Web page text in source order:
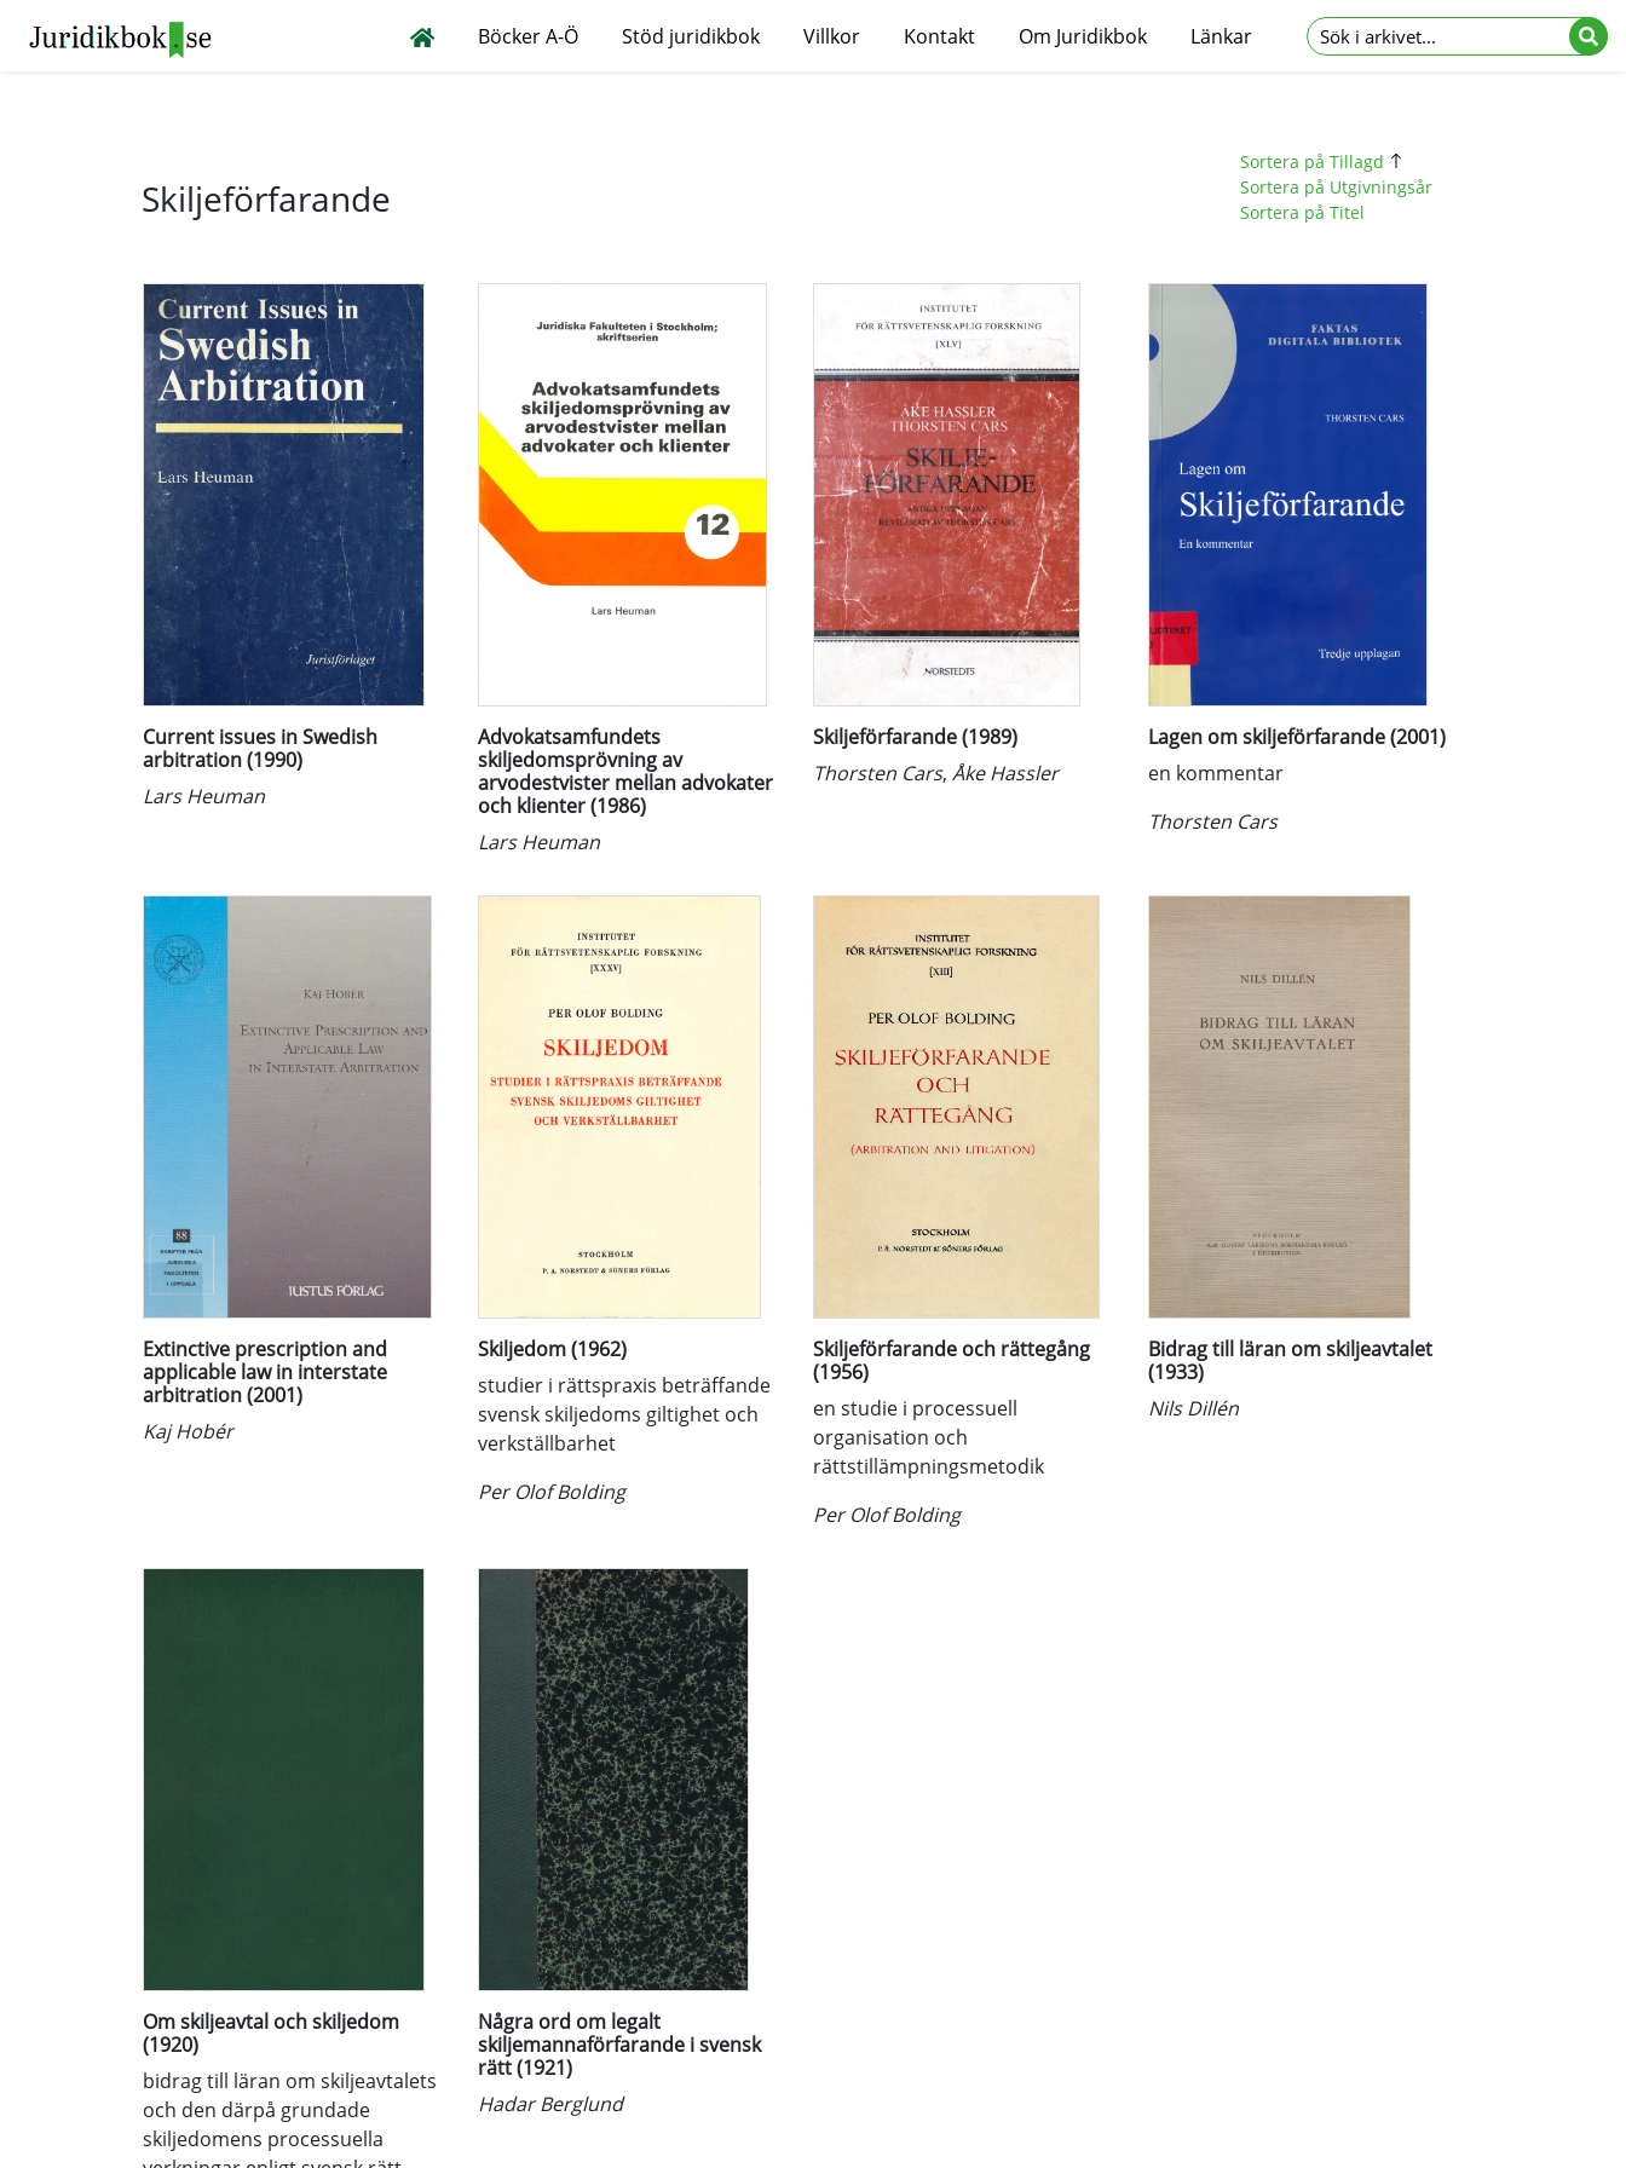
Böcker A-Ö Stöd juridikbok Villkor Kontakt Om Juridikbok Länkar
Skiljeförfarande
Sortera på Tillagd
Sortera på Utgivningsår
Sortera på Titel
Current issues in Swedish
arbitration (1990)
Lars Heuman
Advokatsamfundets
skiljedomsprövning av
arvodestvister mellan advokater
och klienter (1986)
Lars Heuman
Skiljeförfarande (1989)
Thorsten Cars, Åke Hassler
Lagen om skiljeförfarande (2001)
en kommentar
Thorsten Cars
Extinctive prescription and
applicable law in interstate
arbitration (2001)
Kaj Hobér
Skiljedom (1962)
studier i rättspraxis beträffande
svensk skiljedoms giltighet och
verkställbarhet
Per Olof Bolding
Skiljeförfarande och rättegång
(1956)
en studie i processuell
organisation och
rättstillämpningsmetodik
Per Olof Bolding
Bidrag till läran om skiljeavtalet
(1933)
Nils Dillén
Om skiljeavtal och skiljedom
(1920)
bidrag till läran om skiljeavtalets
och den därpå grundade
skiljedomens processuella
Några ord om legalt
skiljemannaförfarande i svensk
rätt (1921)
Hadar Berglund